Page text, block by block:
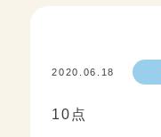
2020.06.18
10点